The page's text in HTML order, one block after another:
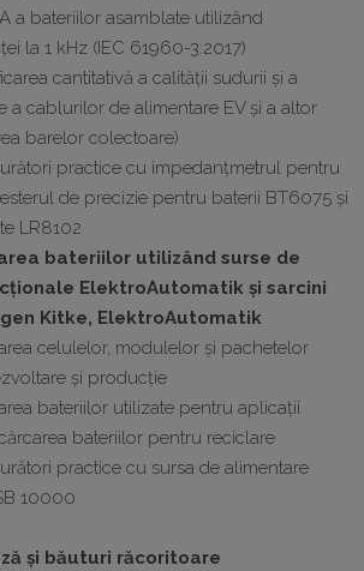
a bateriilor asamblate utilizând
la 1 kHz (IEC 61960-3:2017)
a calității sudurii și a
a cablurilor de alimentare EV și a altor
barelor colectoare)
cu impedanțmetrul pentru
de precizie pentru baterii BT6075 și
date LR8102
bateriilor utilizând surse de
ElektroAutomatik și sarcini
Kitke, ElektroAutomatik
modulelor și pachetelor
și producție
utilizate pentru aplicații
bateriilor pentru reciclare
cu sursa de alimentare
10000
și băuturi răcoritoare